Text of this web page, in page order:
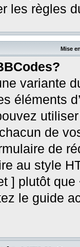
les règles
Mise
variante
éléments
de
de
au style
] plutôt
le guide